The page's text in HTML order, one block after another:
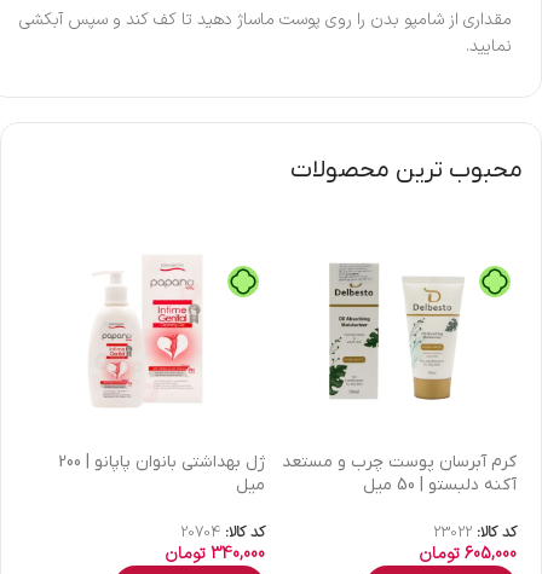
مقداری از شامپو بدن را روی پوست ماساژ دهید تا کف کند و سپس آبکشی
نمایید.
محبوب ترین محصولات
كرم آبرسان پوست چرب و مستعد
آکنه دلبستو | 50 میل
کد کالا: 23022
605,000تومان
ژل بهداشتی بانوان پاپانو | 200
میل
کد کالا: 20704
340,000تومان